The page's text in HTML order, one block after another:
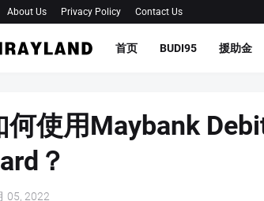
About Us Privacy Policy Contact Us
首页 BUDI95 援助金
何使用Maybank
？
05, 2022